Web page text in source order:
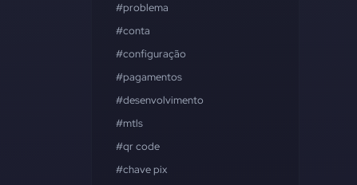
#problema
#conta
#configuração
#pagamentos
#desenvolvimento
#mtls
#qr code
#chave pix